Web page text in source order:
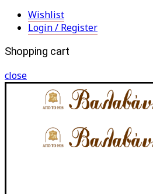
Wishlist
Login / Register
Shopping cart
close